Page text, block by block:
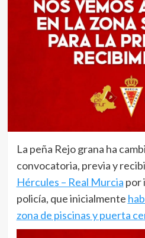
La peña Rejo grana ha
convocatoria, previa y
Hércules – Real Murcia por
policía, que inicialmente
zona de piscinas y puerta